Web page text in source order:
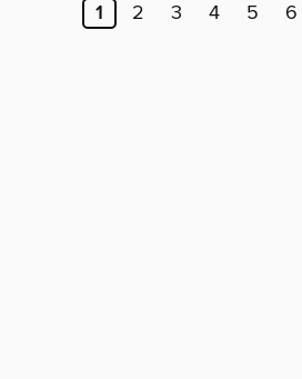
1 2 3 4 5 6